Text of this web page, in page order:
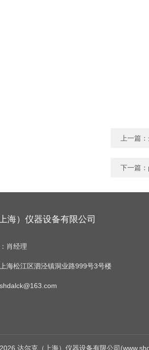
上一篇：
下一篇：
海）仪器设备有限公司
肖经理
海松江区泗泾镇洞业路999号3号楼
达尔克（上海）仪器设备有限公司